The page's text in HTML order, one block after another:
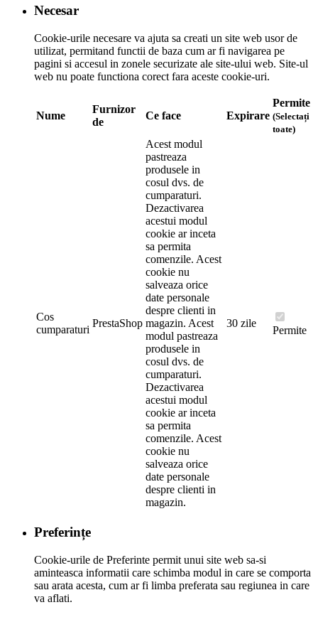
Necesar
Cookie-urile necesare va ajuta sa creati un site web usor de
utilizat, permitand functii de baza cum ar fi navigarea pe
pagini si accesul in zonele securizate ale site-ului web. Site-ul
web nu poate functiona corect fara aceste cookie-uri.
Nume
Furnizor
de
Ce face Expirare
Permite
(Selectați
toate)
Cos
cumparaturi
PrestaShop
Acest modul
pastreaza
produsele in
cosul dvs. de
cumparaturi.
Dezactivarea
acestui modul
cookie ar inceta
sa permita
comenzile. Acest
cookie nu
salveaza orice
date personale
despre clienti in
magazin. Acest
modul pastreaza
produsele in
cosul dvs. de
cumparaturi.
Dezactivarea
acestui modul
cookie ar inceta
sa permita
comenzile. Acest
cookie nu
salveaza orice
date personale
despre clienti in
magazin.
30 zile
Permite
Preferințe
Cookie-urile de Preferinte permit unui site web sa-si
aminteasca informatii care schimba modul in care se comporta
sau arata acesta, cum ar fi limba preferata sau regiunea in care
va aflati.